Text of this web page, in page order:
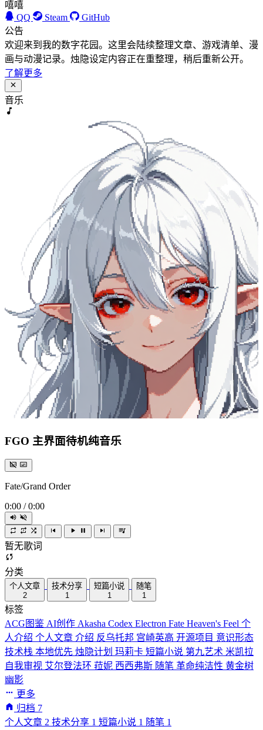
嘻嘻
QQ
Steam
GitHub
公告
欢迎来到我的数字花园。这里会陆续整理文章、游戏清单、漫
画与动漫记录。烛隐设定内容正在重整理，稍后重新公开。
了解更多
音乐
FGO 主界面待机纯音乐
Fate/Grand Order
0:00 / 0:00
暂无歌词
分类
个人文章
2
技术分享
1
短篇小说
1
随笔
1
标签
ACG图鉴 AI创作 Akasha Codex Electron Fate Heaven's Feel 个
人介绍 个人文章 介绍 反乌托邦 宫崎英高 开源项目 意识形态
技术栈 本地优先 烛隐计划 玛莉卡 短篇小说 第九艺术 米凯拉
自我审视 艾尔登法环 菈妮 西西弗斯 随笔 革命纯洁性 黄金树
幽影
更多
归档 7
个人文章 2 技术分享 1 短篇小说 1 随笔 1